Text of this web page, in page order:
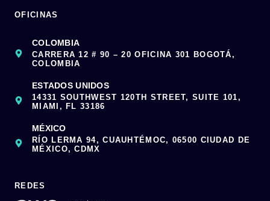
OFICINAS
COLOMBIA
CARRERA 12 # 90 – 20 OFICINA 301 BOGOTÁ,
COLOMBIA
ESTADOS UNIDOS
14331 SOUTHWEST 120TH STREET, SUITE 101,
MIAMI, FL 33186
MÉXICO
RÍO LERMA 94, CUAUHTÉMOC, 06500 CIUDAD DE
MÉXICO, CDMX
REDES